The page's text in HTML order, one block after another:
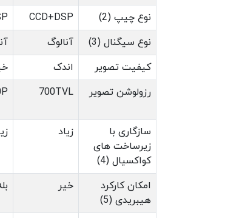
نوع چیپ (2)
CCD+DSP
نوع سیگنال (3)
آنالوگ
کیفیت تصویر
اندک
رزولوشن تصویر
700TVL
سازگاری با
زیرساخت های
کواکسیال (4)
زیاد
امکان کارکرد
هیبریدی (5)
خیر